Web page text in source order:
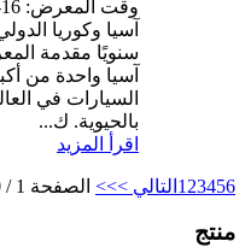
آسيا وكوريا
سنويًا مقدمة
آسيا واحدة من
السيارات في
بالحيوية. ك...
اقرأ المزيد
1 23456 التالي >>> الصفحة 1 / 10
منتج